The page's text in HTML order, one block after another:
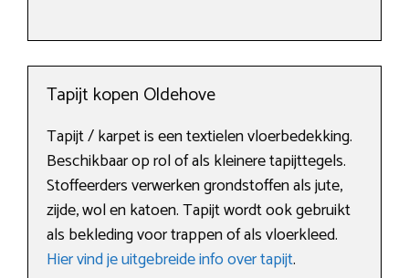
Tapijt kopen Oldehove
Tapijt / karpet is een textielen vloerbedekking.
Beschikbaar op rol of als kleinere tapijttegels.
Stoffeerders verwerken grondstoffen als jute,
zijde, wol en katoen. Tapijt wordt ook gebruikt
als bekleding voor trappen of als vloerkleed.
Hier vind je uitgebreide info over tapijt.